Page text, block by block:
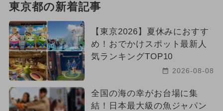
東京都の新着記事
【東京2026】夏休みにおすす
め！おでかけスポット最新人
気ランキングTOP10
2026-08-08
全国の海の幸がお台場に集
結！日本最大級の魚ジャパン